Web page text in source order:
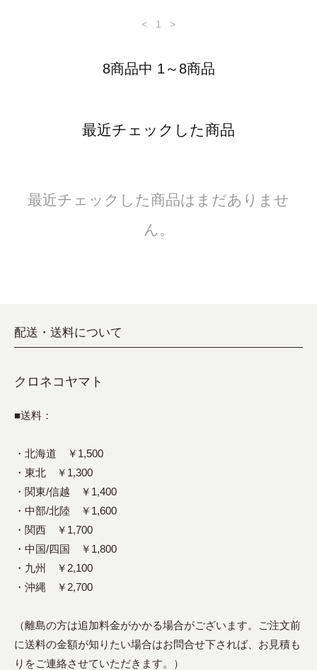
< 1 >
8商品中 1～8商品
最近チェックした商品
最近チェックした商品はまだありませ
ん。
配送・送料について
クロネコヤマト
■送料：
・北海道 ￥1,500
・東北 ￥1,300
・関東/信越 ￥1,400
・中部/北陸 ￥1,600
・関西 ￥1,700
・中国/四国 ￥1,800
・九州 ￥2,100
・沖縄 ￥2,700
（離島の方は追加料金がかかる場合がございます。ご注文前
に送料の金額が知りたい場合はお問合せ下されば、お見積も
りをご連絡させていただきます。）